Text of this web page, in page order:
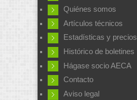
Quiénes somos
Artículos técnicos
Estadísticas y precios
Histórico de boletines
Hágase socio AECA
Contacto
Aviso legal